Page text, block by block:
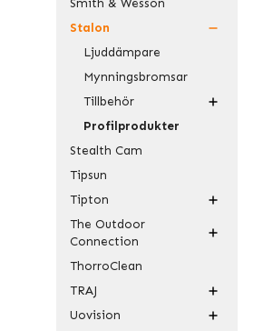
Smith & Wesson
Stalon
Ljuddämpare
Mynningsbromsar
Tillbehör
Profilprodukter
Stealth Cam
Tipsun
Tipton
The Outdoor
Connection
ThorroClean
TRAJ
Uovision